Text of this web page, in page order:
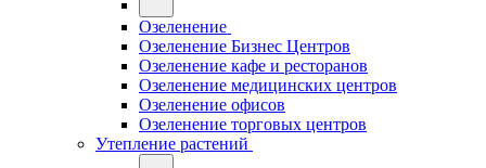
Озеленение
Озеленение Бизнес Центров
Озеленение кафе и ресторанов
Озеленение медицинских центров
Озеленение офисов
Озеленение торговых центров
Утепление растений